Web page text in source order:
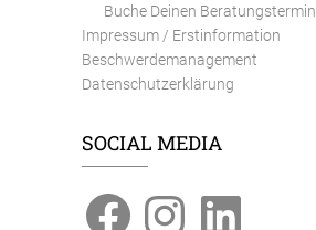
Buche Deinen Beratungstermin
Impressum / Erstinformation
Beschwerdemanagement
Datenschutzerklärung
SOCIAL MEDIA
FacebookInstagramLinkedIn